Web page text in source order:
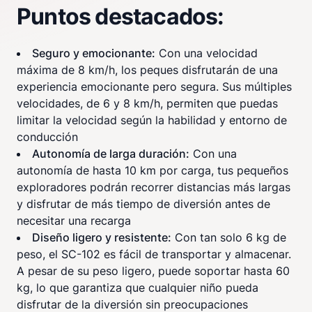
Puntos destacados:
Seguro y emocionante: Con una velocidad
máxima de 8 km/h, los peques disfrutarán de una
experiencia emocionante pero segura. Sus múltiples
velocidades, de 6 y 8 km/h, permiten que puedas
limitar la velocidad según la habilidad y entorno de
conducción
Autonomía de larga duración: Con una
autonomía de hasta 10 km por carga, tus pequeños
exploradores podrán recorrer distancias más largas
y disfrutar de más tiempo de diversión antes de
necesitar una recarga
Diseño ligero y resistente: Con tan solo 6 kg de
peso, el SC-102 es fácil de transportar y almacenar.
A pesar de su peso ligero, puede soportar hasta 60
kg, lo que garantiza que cualquier niño pueda
disfrutar de la diversión sin preocupaciones